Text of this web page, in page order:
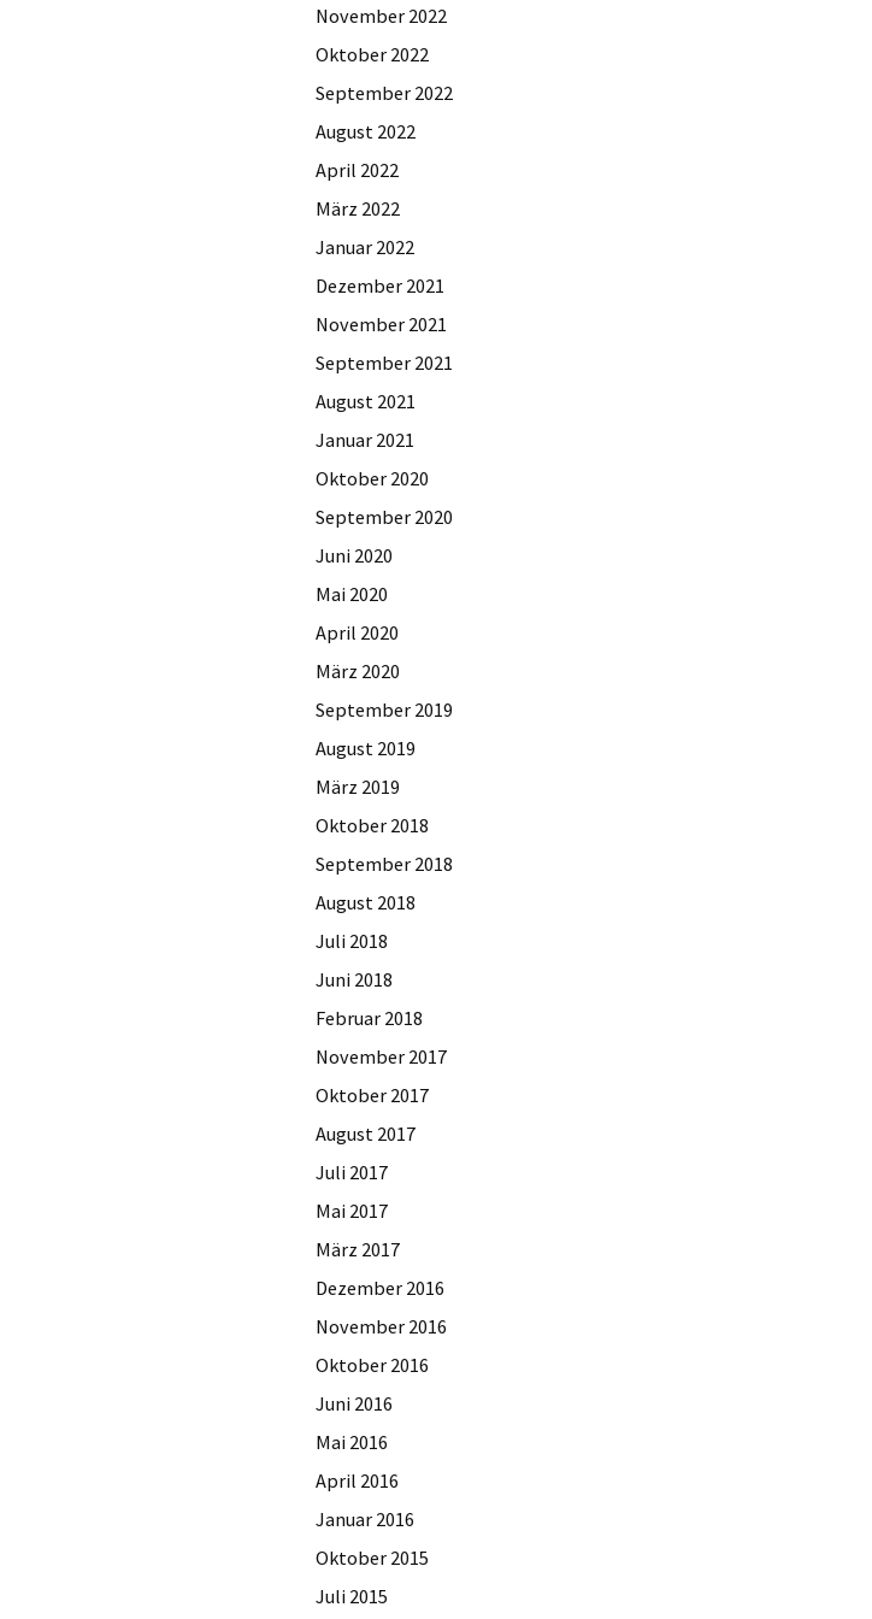
November 2022
Oktober 2022
September 2022
August 2022
April 2022
März 2022
Januar 2022
Dezember 2021
November 2021
September 2021
August 2021
Januar 2021
Oktober 2020
September 2020
Juni 2020
Mai 2020
April 2020
März 2020
September 2019
August 2019
März 2019
Oktober 2018
September 2018
August 2018
Juli 2018
Juni 2018
Februar 2018
November 2017
Oktober 2017
August 2017
Juli 2017
Mai 2017
März 2017
Dezember 2016
November 2016
Oktober 2016
Juni 2016
Mai 2016
April 2016
Januar 2016
Oktober 2015
Juli 2015